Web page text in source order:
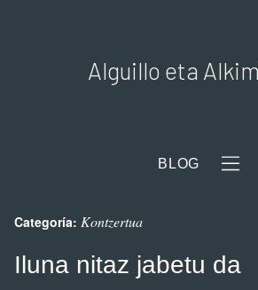
Alguillo eta
BLOG
Categoría: Kontzertua
Iluna nitaz jabetu da